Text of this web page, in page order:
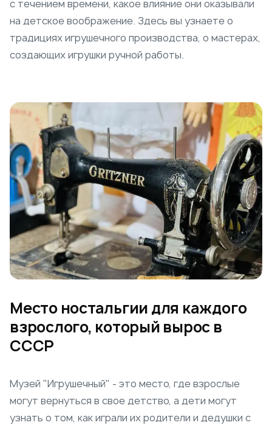
с течением времени, какое влияние они оказывали
на детское воображение. Здесь вы узнаете о
традициях игрушечного производства, о мастерах,
создающих игрушки ручной работы.
Место ностальгии для каждого
взрослого, который вырос в
СССР
Музей "Игрушечный" - это место, где взрослые
могут вернуться в свое детство, а дети могут
узнать о том, как играли их родители и дедушки с